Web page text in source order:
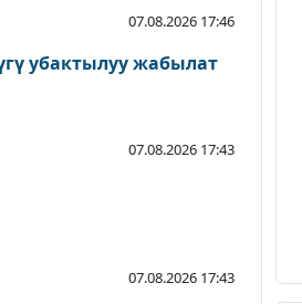
07.08.2026 17:46
убактылуу жабылат
07.08.2026 17:43
07.08.2026 17:43